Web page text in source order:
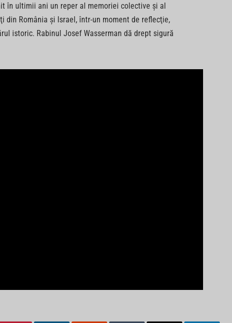
în ultimii ani un reper al memoriei colective şi al
România şi Israel, într-un moment de reflecţie,
istoric. Rabinul Josef Wasserman dă drept sigură